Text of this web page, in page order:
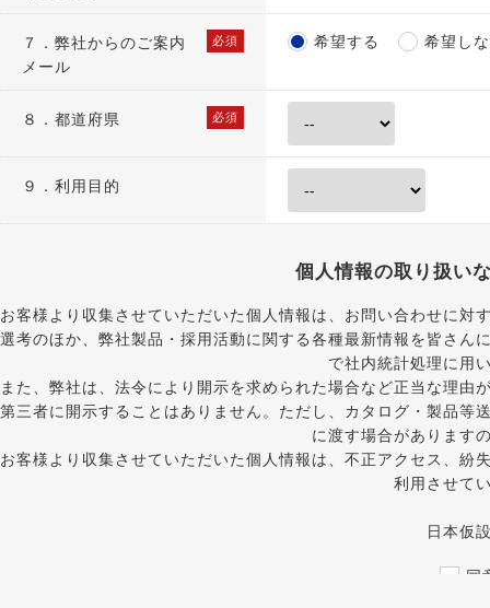
７． 必須
弊社からのご案内
メール
希望する 希望し
８． 必須
都道府県
９．利用目的
個人情報の取り扱い
お客様より収集させていただいた個人情報は、お問い合わせに
選考のほか、弊社製品・採用活動に関する各種最新情報を皆さ
で社内統計処理に用
また、弊社は、法令により開示を求められた場合など正当な理
第三者に開示することはありません。ただし、カタログ・製品
に渡す場合があります
お客様より収集させていただいた個人情報は、不正アクセス、
利用させて
日本仮
同